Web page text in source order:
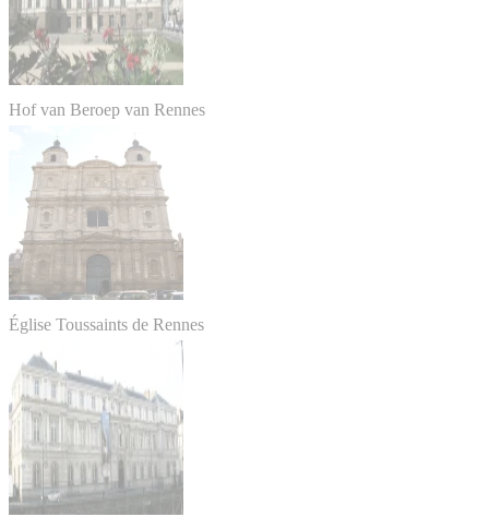
Hof van Beroep van Rennes
Église Toussaints de Rennes